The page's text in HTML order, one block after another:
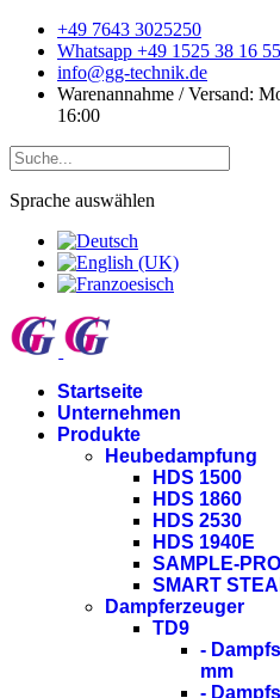
+49 7643 3025250
Whatsapp +49 1525 38 16
info@gg-technik.de
Warenannahme / Versand:
16:00
Sprache auswählen
Startseite
Unternehmen
Produkte
Heubedampfung
HDS 1500
HDS 1860
HDS 2530
HDS 1940E
SAMPLE-PRO
SMART
Dampferzeuger
TD9
-
mm
-